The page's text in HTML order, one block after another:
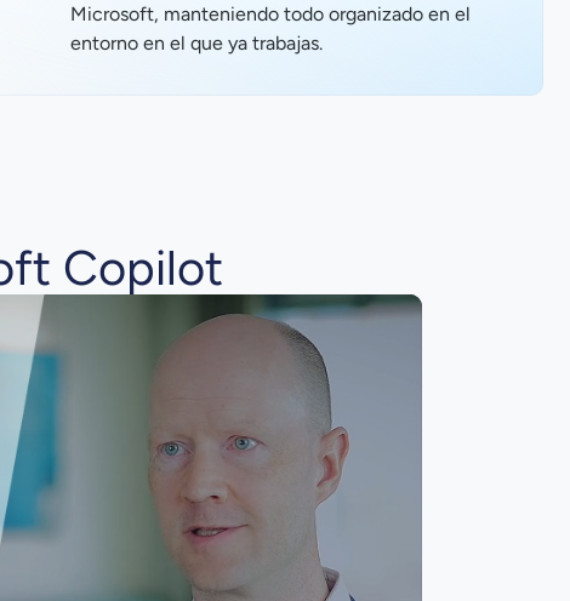
Microsoft, manteniendo todo organizado en el
entorno en el que ya trabajas.
Copilot